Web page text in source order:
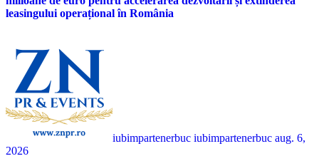
leasingului operațional în România
iubimpartenerbuc iubimpartenerbuc aug. 6,
2026